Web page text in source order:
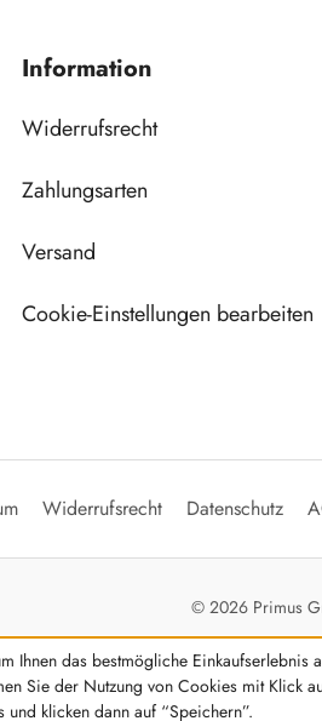
Information
Widerrufsrecht
Zahlungsarten
Versand
Cookie-Einstellungen bearbeiten
Widerrufsrecht Datenschutz
© 2026 Primus
Ihnen das bestmögliche Einkaufserlebnis
Sie der Nutzung von Cookies mit Klick
klicken dann auf “Speichern”.